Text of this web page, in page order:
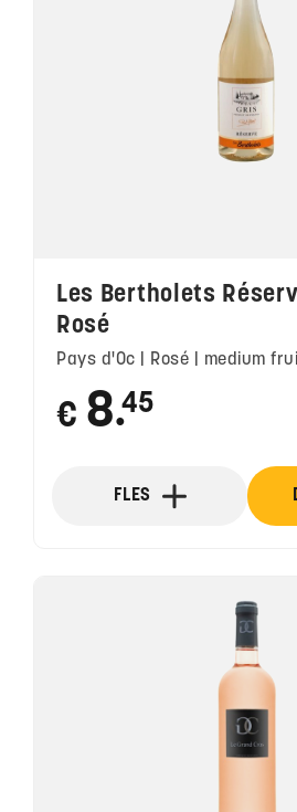
Les Bertholets
Rosé
Pays d'Oc | Rosé | medium
€ 8●
45
FLES